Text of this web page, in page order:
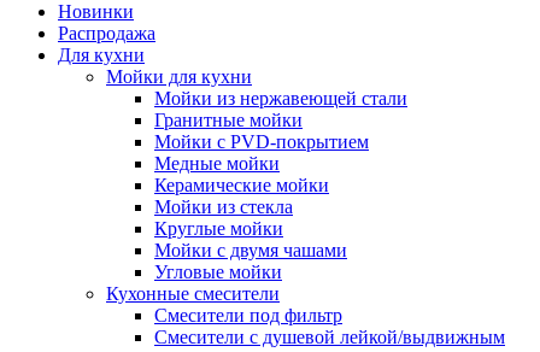
Новинки
Распродажа
Для кухни
Мойки для кухни
Мойки из нержавеющей стали
Гранитные мойки
Мойки с PVD-покрытием
Медные мойки
Керамические мойки
Мойки из стекла
Круглые мойки
Мойки с двумя чашами
Угловые мойки
Кухонные смесители
Смесители под фильтр
Смесители с душевой лейкой/выдвижным